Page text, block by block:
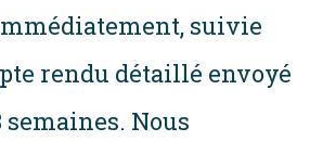
suivie
rendu détaillé envoyé
semaines. Nous